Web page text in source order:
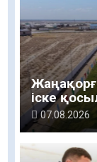
іске
07.08.2026